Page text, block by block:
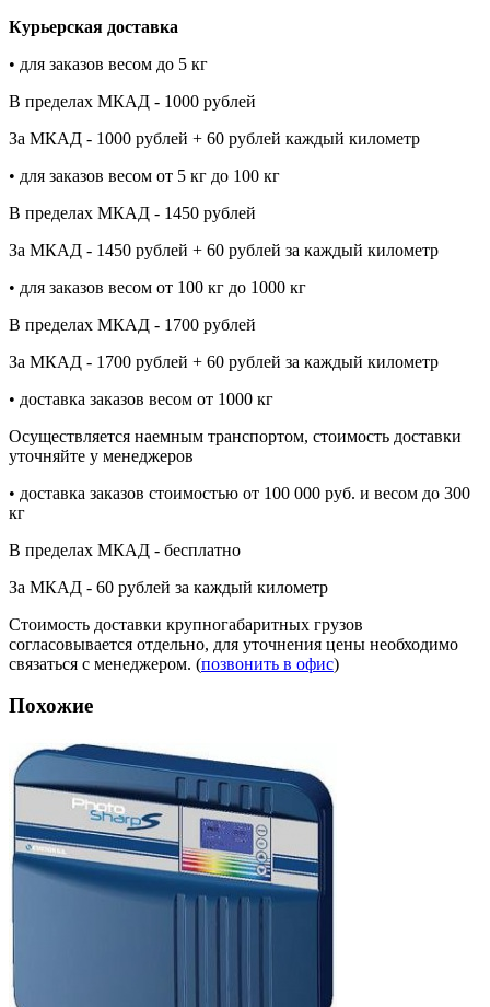
Курьерская доставка
• для заказов весом до 5 кг
В пределах МКАД - 1000 рублей
За МКАД - 1000 рублей + 60 рублей каждый километр
• для заказов весом от 5 кг до 100 кг
В пределах МКАД - 1450 рублей
За МКАД - 1450 рублей + 60 рублей за каждый километр
• для заказов весом от 100 кг до 1000 кг
В пределах МКАД - 1700 рублей
За МКАД - 1700 рублей + 60 рублей за каждый километр
• доставка заказов весом от 1000 кг
Осуществляется наемным транспортом, стоимость доставки
уточняйте у менеджеров
• доставка заказов стоимостью от 100 000 руб. и весом до 300
кг
В пределах МКАД - бесплатно
За МКАД - 60 рублей за каждый километр
Стоимость доставки крупногабаритных грузов
согласовывается отдельно, для уточнения цены необходимо
связаться с менеджером. (позвонить в офис)
Похожие